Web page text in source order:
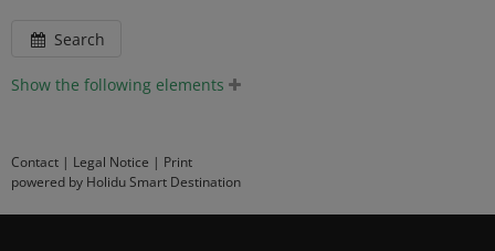
Search
Show the following elements
Contact | Legal Notice | Print
powered by Holidu Smart Destination